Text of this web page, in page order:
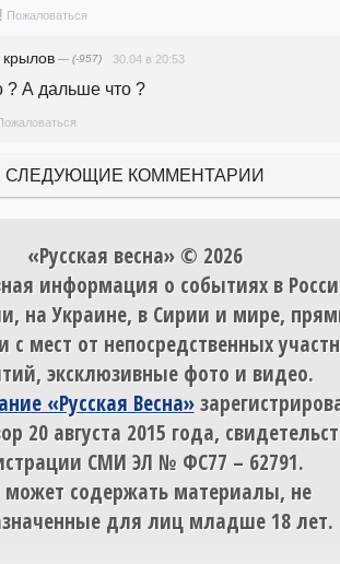
! Пожаловаться
крылов — (-957) 30.04 в 20:53
? А дальше что ?
СЛЕДУЮЩИЕ КОММЕНТАРИИ
«Русская весна» © 2026
информация о событиях в
на Украине, в Сирии и мире,
с мест от непосредственных
эксклюзивные фото и видео.
«Русская Весна»
20 августа 2015 года,
СМИ ЭЛ № ФС77 – 62791.
может содержать материалы, не
для лиц младше 18 лет.